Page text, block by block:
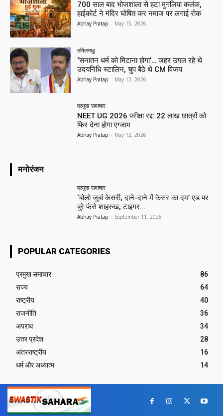
700 साल बाद भोजशाला से हटा मुगलिया कलंक,
हाईकोर्ट ने मंदिर घोषित कर नमाज पर लगाई रोक
Abhay Pratap - May 15, 2026
तमिलनाडु
‘सनातन धर्म को मिटाना होगा’… जहर उगल रहे थे
उदयनिधि स्टालिन, चुप बैठे थे CM विजय
Abhay Pratap - May 12, 2026
प्रमुख समाचार‎
NEET UG 2026 परीक्षा रद्द: 22 लाख छात्रों को
फिर देना होगा एग्जाम
Abhay Pratap - May 12, 2026
मनोरंजन
प्रमुख समाचार‎
‘बोलो जुबां केसरी, दाने-दाने में केसर का दम’ एड पर
बुरे फंसे शाहरुख, टाइगर...
Abhay Pratap - September 11, 2025
POPULAR CATEGORIES
प्रमुख समाचार‎
86
राज्य
64
राष्ट्रीय
40
राजनीति
36
अपराध
34
उत्तर प्रदेश
28
अंतरराष्ट्रीय
16
धर्म और अध्यात्म
14